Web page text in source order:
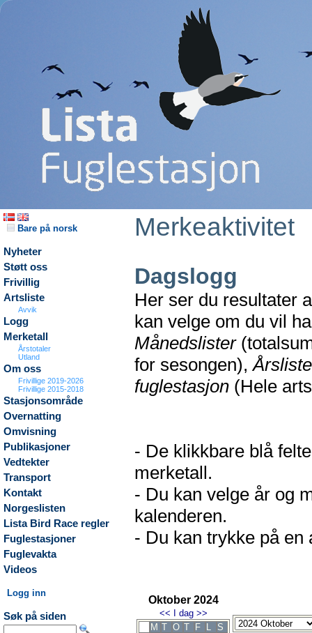
Bare på norsk
Nyheter
Støtt oss
Frivillig
Artsliste
Avvik
Logg
Merketall
Årstotaler
Utland
Om oss
Frivillige 2019-2026
Frivillige 2015-2018
Stasjonsområde
Overnatting
Omvisning
Publikasjoner
Vedtekter
Transport
Kontakt
Norgeslisten
Lista Bird Race regler
Fuglestasjoner
Fuglevakta
Videos
Logg inn
Søk på siden
Merkeaktivitet
Dagslogg
Her ser du resultater
kan velge om du vil
Månedslister
for sesongen),
fuglestasjon (Hele
- De klikkbare blå
merketall.
- Du kan velge år og
kalenderen.
- Du kan trykke på en
Oktober 2024
<< I dag >>
M T O T F L
S